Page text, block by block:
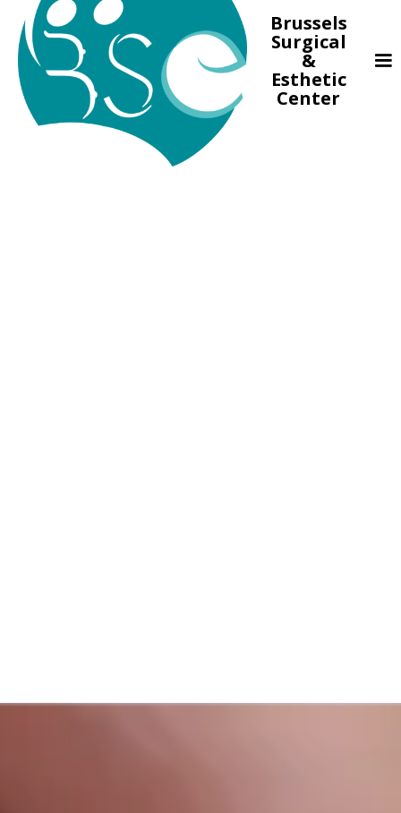
Brussels
Surgical
&
Esthetic
Center